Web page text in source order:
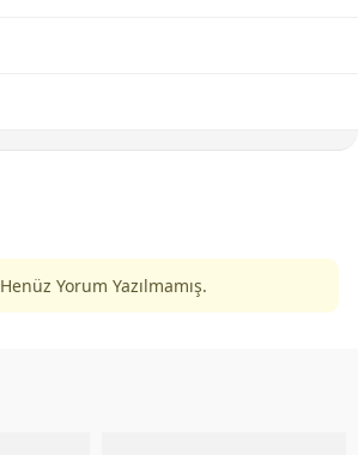
Henüz Yorum Yazılmamış.